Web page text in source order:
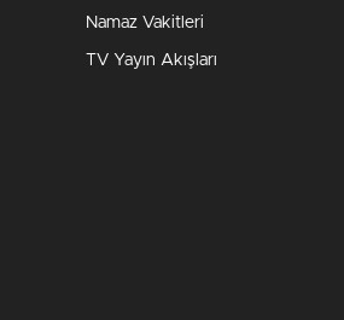
Namaz Vakitleri
TV Yayın Akışları